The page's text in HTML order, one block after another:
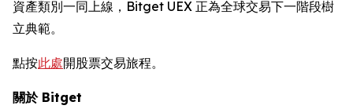
資產類別一同上線，Bitget UEX 正為全球交易下一階段樹
立典範。
點按此處開股票交易旅程。
關於 Bitget